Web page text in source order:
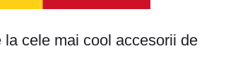
cele mai cool accesorii de